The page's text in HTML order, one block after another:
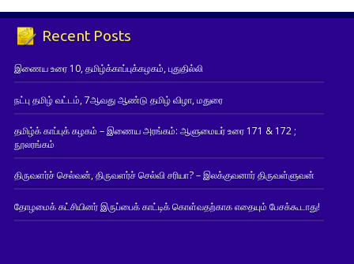
Recent Posts
இணைய உரை 10, தமிழ்க்காப்புக்கழகம், புதுதில்லி
நட்பு தமிழ் வட்டம், 7ஆவது ஆண்டு தமிழ் விழா, மதுரை
தமிழ்க் காப்புக் கழகம் – இணைய அரங்கம்: ஆளுமையர் உரை 171 & 172 ;
நூலரங்கம்
திருவளர்ச் செல்வன், திருவளர்ச் செல்வி சரியா? – இலக்குவனார் திருவள்ளுவன்
தோழமைக் கட்சியினர் இருப்பைக் காட்டிக் கொள்வதற்காக எதையும் பேசக்கூடாது!